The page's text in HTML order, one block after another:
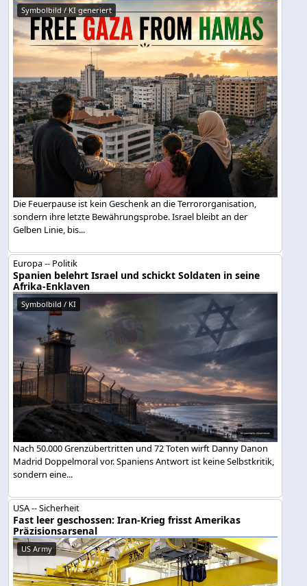
Symbolbild / KI generiert
Die Feuerpause ist kein Geschenk an die Terrororganisation,
sondern ihre letzte Bewährungsprobe. Israel bleibt an der
Gelben Linie, bis...
Europa -- Politik
Spanien belehrt Israel und schickt Soldaten in seine
Afrika-Enklaven
Symbolbild / KI
Nach 50.000 Grenzübertritten und 72 Toten wirft Danny Danon
Madrid Doppelmoral vor. Spaniens Antwort ist keine Selbstkritik,
sondern eine...
USA -- Sicherheit
Fast leer geschossen: Iran-Krieg frisst Amerikas
Präzisionsarsenal
US Army